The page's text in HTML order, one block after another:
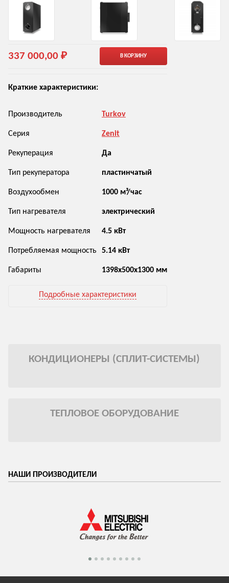
337 000,00 ₽ В КОРЗИНУ
Краткие характеристики:
Производитель Turkov
Серия Zenit
Рекуперация Да
Тип рекуператора пластинчатый
Воздухообмен 1000 м³/час
Тип нагревателя электрический
Мощность нагревателя 4.5 кВт
Потребляемая мощность 5.14 кВт
Габариты 1398х500х1300 мм
Подробные характеристики
КОНДИЦИОНЕРЫ (СПЛИТ-СИСТЕМЫ)
ТЕПЛОВОЕ ОБОРУДОВАНИЕ
НАШИ ПРОИЗВОДИТЕЛИ